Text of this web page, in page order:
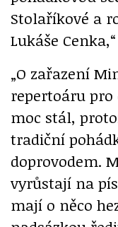
Stolaříkové a
Lukáše
„O zařazení
repertoáru
moc stál,
tradiční
doprovodem.
vyrůstají na
mají o něco